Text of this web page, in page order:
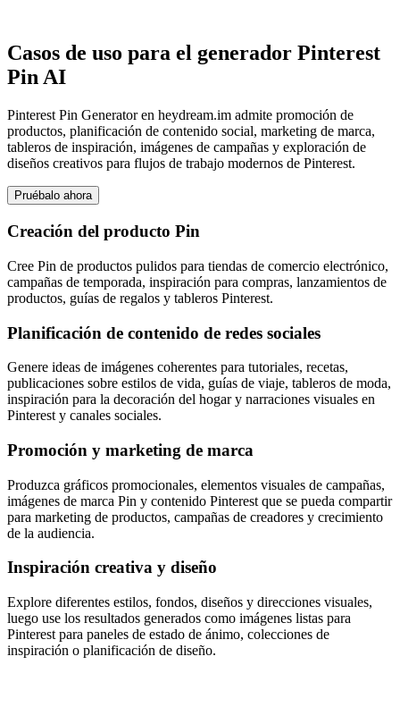
Casos de uso para el generador Pinterest
Pin AI
Pinterest Pin Generator en heydream.im admite promoción de
productos, planificación de contenido social, marketing de marca,
tableros de inspiración, imágenes de campañas y exploración de
diseños creativos para flujos de trabajo modernos de Pinterest.
Pruébalo ahora
Creación del producto Pin
Cree Pin de productos pulidos para tiendas de comercio electrónico,
campañas de temporada, inspiración para compras, lanzamientos de
productos, guías de regalos y tableros Pinterest.
Planificación de contenido de redes sociales
Genere ideas de imágenes coherentes para tutoriales, recetas,
publicaciones sobre estilos de vida, guías de viaje, tableros de moda,
inspiración para la decoración del hogar y narraciones visuales en
Pinterest y canales sociales.
Promoción y marketing de marca
Produzca gráficos promocionales, elementos visuales de campañas,
imágenes de marca Pin y contenido Pinterest que se pueda compartir
para marketing de productos, campañas de creadores y crecimiento
de la audiencia.
Inspiración creativa y diseño
Explore diferentes estilos, fondos, diseños y direcciones visuales,
luego use los resultados generados como imágenes listas para
Pinterest para paneles de estado de ánimo, colecciones de
inspiración o planificación de diseño.